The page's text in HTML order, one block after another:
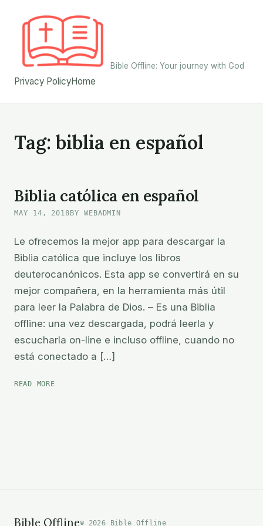
Bible Offline: Your journey with God
Privacy PolicyHome
Tag: biblia en español
Biblia católica en español
MAY 14, 2018 BY WEBADMIN
Le ofrecemos la mejor app para descargar la
Biblia católica que incluye los libros
deuterocanónicos. Esta app se convertirá en su
mejor compañera, en la herramienta más útil
para leer la Palabra de Dios. – Es una Biblia
offline: una vez descargada, podrá leerla y
escucharla on-line e incluso offline, cuando no
está conectado a […]
READ MOREBIBLIA
Bible Offline© 2026 Bible Offline